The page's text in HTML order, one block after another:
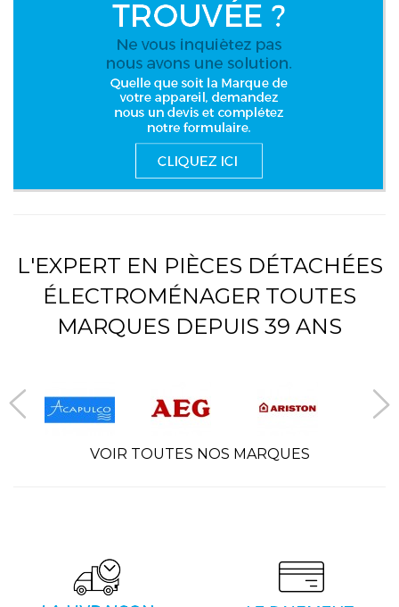
L'EXPERT EN PIÈCES DÉTACHÉES
ÉLECTROMÉNAGER TOUTES
MARQUES DEPUIS 39 ANS
VOIR TOUTES NOS MARQUES